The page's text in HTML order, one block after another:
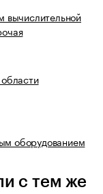
вычислительной
оборудованием
с тем же